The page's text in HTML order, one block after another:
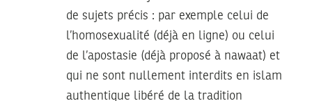
de sujets précis : par exemple celui de
l’homosexualité (déjà en ligne) ou celui
de l’apostasie (déjà proposé à nawaat) et
qui ne sont nullement interdits en islam
authentique libéré de la tradition